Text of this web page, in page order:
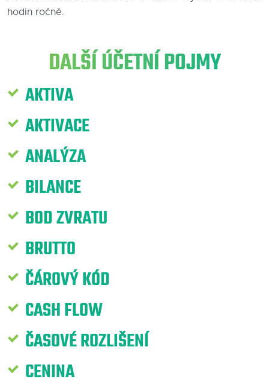
hodin ročně.
DALŠÍ ÚČETNÍ POJMY
AKTIVA
AKTIVACE
ANALÝZA
BILANCE
BOD ZVRATU
BRUTTO
ČÁROVÝ KÓD
CASH FLOW
ČASOVÉ ROZLIŠENÍ
CENINA